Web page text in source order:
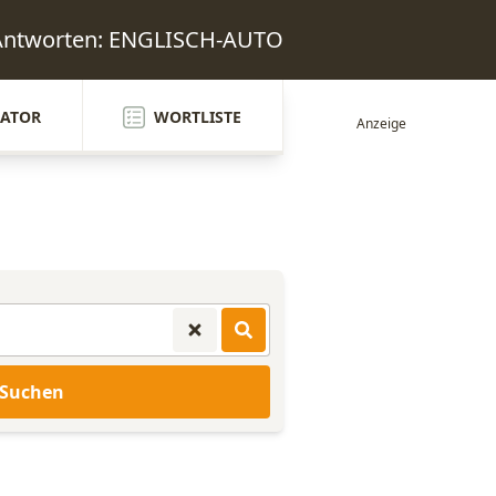
ENGLISCH-AUTO
WORTLISTE